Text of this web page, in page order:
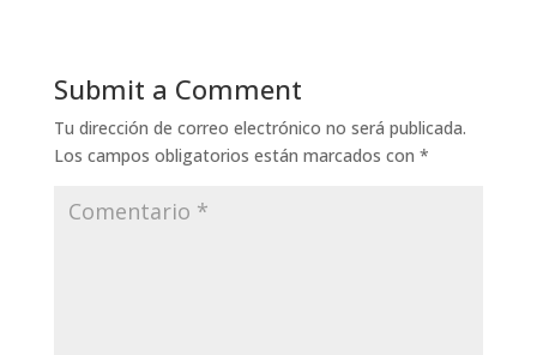
Submit a Comment
Tu dirección de correo electrónico no será publicada.
Los campos obligatorios están marcados con *